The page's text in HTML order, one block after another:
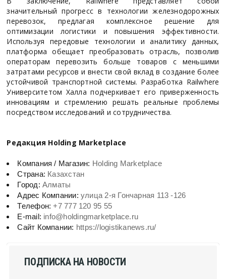
значительный прогресс в технологии железнодорожных
перевозок, предлагая комплексное решение для
оптимизации логистики и повышения эффективности.
Используя передовые технологии и аналитику данных,
платформа обещает преобразовать отрасль, позволив
операторам перевозить больше товаров с меньшими
затратами ресурсов и внести свой вклад в создание более
устойчивой транспортной системы. Разработка Railwhere
Университетом Халла подчеркивает его приверженность
инновациям и стремлению решать реальные проблемы
посредством исследований и сотрудничества.
Редакция Holding Marketplace
Компания / Магазин: Holding Marketplace
Страна: Казахстан
Город:Алматы
Адрес Компании:улица 2-я Гончарная 113 -126
Телефон:+7 777 120 95 55
E-mail: info@holdingmarketplace.ru
Сайт Компании: https://logistikanews.ru/
ПОДПИСКА НА НОВОСТИ